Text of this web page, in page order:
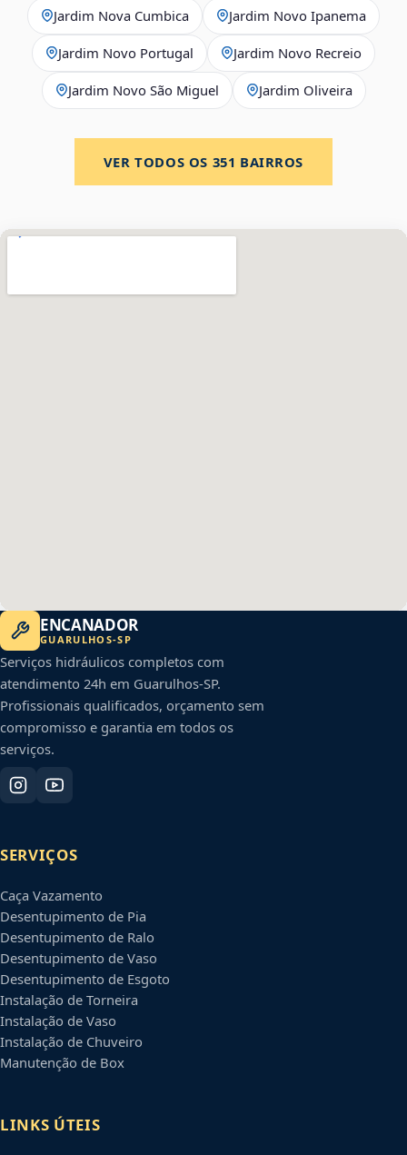
Jardim Nova Cumbica Jardim Novo Ipanema
Jardim Novo Portugal Jardim Novo Recreio
Jardim Novo São Miguel Jardim Oliveira
VER TODOS OS 351 BAIRROS
ENCANADOR
GUARULHOS-SP
Serviços hidráulicos completos com
atendimento 24h em Guarulhos-SP.
Profissionais qualificados, orçamento sem
compromisso e garantia em todos os
serviços.
SERVIÇOS
Caça Vazamento
Desentupimento de Pia
Desentupimento de Ralo
Desentupimento de Vaso
Desentupimento de Esgoto
Instalação de Torneira
Instalação de Vaso
Instalação de Chuveiro
Manutenção de Box
LINKS ÚTEIS